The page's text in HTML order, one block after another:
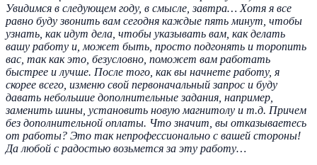
Увидимся в следующем году, в смысле, завтра… Хотя я все
равно буду звонить вам сегодня каждые пять минут, чтобы
узнать, как идут дела, чтобы указывать вам, как делать
вашу работу и, может быть, просто подгонять и торопить
вас, так как это, безусловно, поможет вам работать
быстрее и лучше. После того, как вы начнете работу, я
скорее всего, изменю свой первоначальный запрос и буду
давать небольшие дополнительные задания, например,
заменить шины, установить новую магнитолу и т.д. Причем
без дополнительной оплаты. Что значит, вы отказываетесь
от работы? Это так непрофессионально с вашей стороны!
Да любой с радостью возьмется за эту работу…